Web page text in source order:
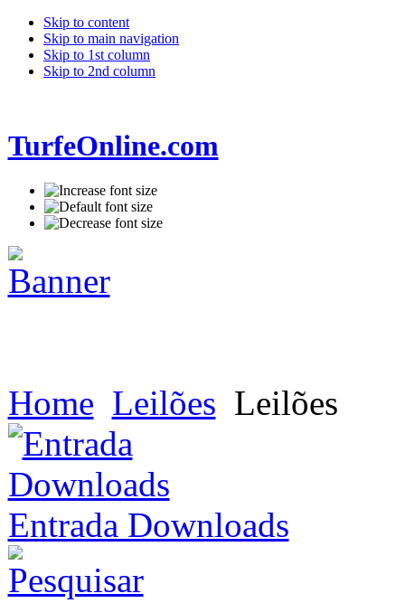
Skip to content
Skip to main navigation
Skip to 1st column
Skip to 2nd column
TurfeOnline.com
Home Leilões Leilões
Entrada Downloads